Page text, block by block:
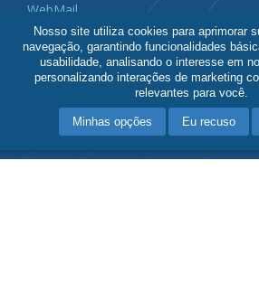
WebMail
Contato
(11) 3053-6611
Nosso site utiliza cookies para aprimorar
navegação, garantindo funcionalidades
usabilidade, analisando o interesse em
personalizando interações de marketing
relevantes para você.
Minhas opções Eu recuso